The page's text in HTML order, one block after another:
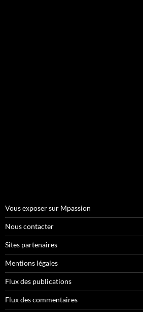
Vous exposer sur Mpassion
Nous contacter
Sites partenaires
Mentions légales
Flux des publications
Flux des commentaires